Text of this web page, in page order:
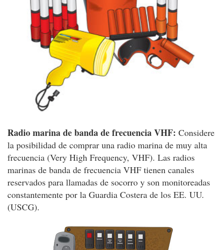
Radio marina de banda de frecuencia VHF: Considere
la posibilidad de comprar una radio marina de muy alta
frecuencia (Very High Frequency, VHF). Las radios
marinas de banda de frecuencia VHF tienen canales
reservados para llamadas de socorro y son monitoreadas
constantemente por la Guardia Costera de los EE. UU.
(USCG).